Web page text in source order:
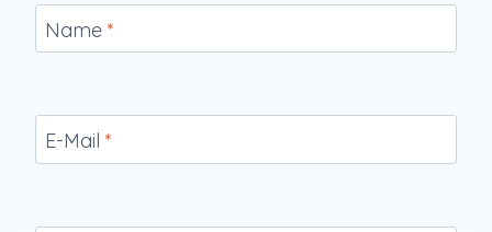
Name *
E-Mail *